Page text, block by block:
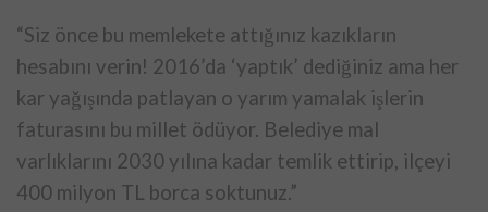
“Siz önce bu memlekete attığınız kazıkların
hesabını verin! 2016’da ‘yaptık’ dediğiniz ama her
kar yağışında patlayan o yarım yamalak işlerin
faturasını bu millet ödüyor. Belediye mal
varlıklarını 2030 yılına kadar temlik ettirip, ilçeyi
400 milyon TL borca soktunuz.”